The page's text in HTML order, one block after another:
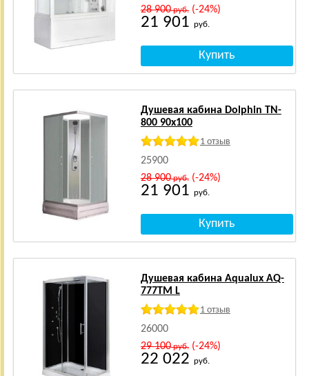
28 900руб.(-24%)
21 901 руб.
Душевая кабина Dolphin TN-
800 90x100
1 отзыв
25900
28 900руб.(-24%)
21 901 руб.
Душевая кабина Aqualux AQ-
777ТM L
1 отзыв
26000
29 100руб.(-24%)
22 022 руб.